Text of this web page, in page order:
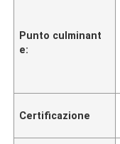
Punto culminant
e:
Certificazione